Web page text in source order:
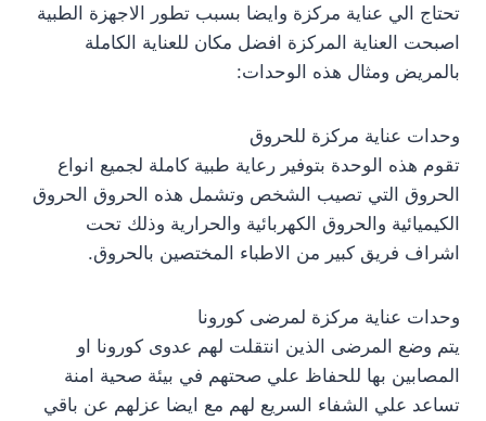
تحتاج الي عناية مركزة وايضا بسبب تطور الاجهزة الطبية
اصبحت العناية المركزة افضل مكان للعناية الكاملة
بالمريض ومثال هذه الوحدات:
وحدات عناية مركزة للحروق
تقوم هذه الوحدة بتوفير رعاية طبية كاملة لجميع انواع
الحروق التي تصيب الشخص وتشمل هذه الحروق الحروق
الكيميائية والحروق الكهربائية والحرارية وذلك تحت
اشراف فريق كبير من الاطباء المختصين بالحروق.
وحدات عناية مركزة لمرضى كورونا
يتم وضع المرضى الذين انتقلت لهم عدوى كورونا او
المصابين بها للحفاظ علي صحتهم في بيئة صحية امنة
تساعد علي الشفاء السريع لهم مع ايضا عزلهم عن باقي